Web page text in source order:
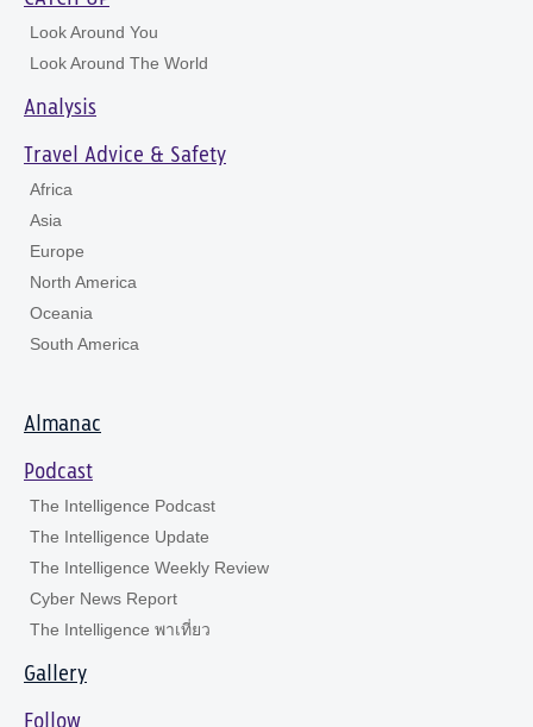
Look Around You
Look Around The World
Analysis
Travel Advice & Safety
Africa
Asia
Europe
North America
Oceania
South America
Almanac
Podcast
The Intelligence Podcast
The Intelligence Update
The Intelligence Weekly Review
Cyber News Report
The Intelligence พาเที่ยว
Gallery